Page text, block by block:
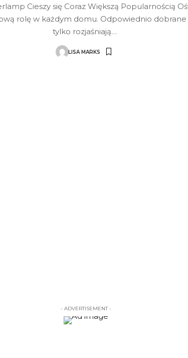
Cieszy się Coraz Większą Popularnością
rolę w każdym domu. Odpowiednio
tylko rozjaśniają…
LISA MARKS
- ADVERTISEMENT -